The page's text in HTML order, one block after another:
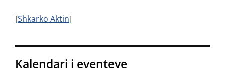
[Shkarko Aktin]
Kalendari i eventeve